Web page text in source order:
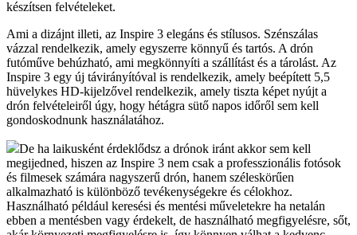
készítsen felvételeket.
Ami a dizájnt illeti, az Inspire 3 elegáns és stílusos. Szénszálas
vázzal rendelkezik, amely egyszerre könnyű és tartós. A drón
futóműve behúzható, ami megkönnyíti a szállítást és a tárolást. Az
Inspire 3 egy új távirányítóval is rendelkezik, amely beépített 5,5
hüvelykes HD-kijelzővel rendelkezik, amely tiszta képet nyújt a
drón felvételeiről úgy, hogy hétágra sütő napos időről sem kell
gondoskodnunk használatához.
De ha laikusként érdeklődsz a drónok iránt akkor sem kell
megijedned, hiszen az Inspire 3 nem csak a professzionális fotósok
és filmesek számára nagyszerű drón, hanem széleskörűen
alkalmazható is különböző tevékenységekre és célokhoz.
Használható például keresési és mentési műveletekre ha netalán
ebben a mentésben vagy érdekelt, de használható megfigyelésre, sőt,